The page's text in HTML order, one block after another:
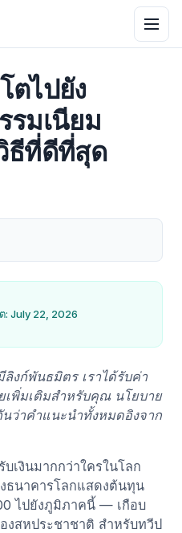
ตไปยัง
รมเนียม
ธีที่ดีที่สุด
: July 22, 2026
งก์พันธมิตร เราได้รับค่า
พิ่มเติมสำหรับคุณ นโยบาย
นว่าคำแนะนำทั้งหมดอิงจาก
เงินมากกว่าใครในโลก
ธนาคารโลกแสดงต้นทุน
ไปยังภูมิภาคนี้ — เกือบ
งสหประชาชาติ สำหรับทวีป